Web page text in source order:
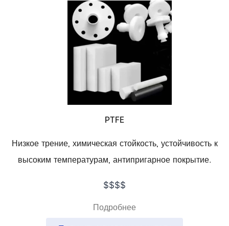
PTFE
Низкое трение, химическая стойкость, устойчивость к
высоким температурам, антипригарное покрытие.
$$$$
Подробнее